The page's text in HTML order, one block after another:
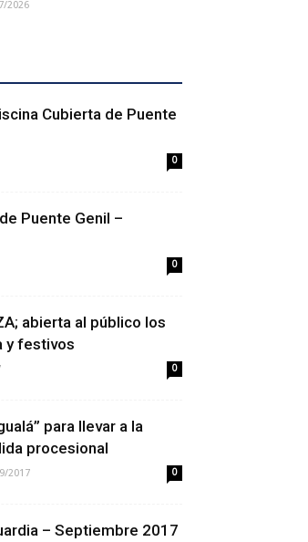
2026
Cubierta de Puente
0
Puente Genil –
0
abierta al público los
y festivos
0
para llevar a la
procesional
2017 0
– Septiembre 2017